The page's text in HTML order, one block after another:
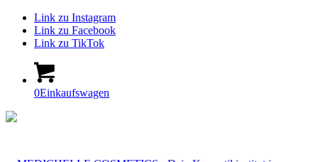
Link zu Instagram
Link zu Facebook
Link zu TikTok
0Einkaufswagen